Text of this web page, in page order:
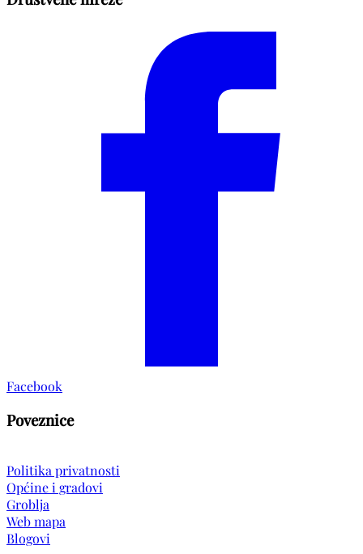
Facebook
Poveznice
Politika privatnosti
Općine i gradovi
Groblja
Web mapa
Blogovi